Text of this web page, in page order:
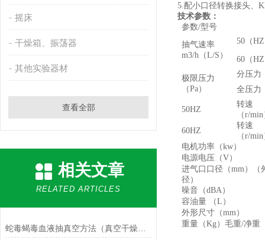
摇床
干燥箱、振荡器
其他实验器材
查看全部
相关文章
RELATED ARTICLES
5.配小口径转换接头、
技术参数：
参数/型号
抽气速率
m3/h（L/S）
50 （HZ
60（
极限压力
（Pa）
分压力
全压力
50HZ
转速
（r/min
60HZ
转速
（r/min
电机功率（kw）
电源电压（V）
进气口口径（mm）（
径）
噪音（dBA）
容油量 （L ）
外形尺寸（mm）
重量（Kg）毛重/净重